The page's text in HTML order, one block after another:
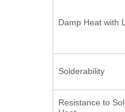
Damp Heat with
Solderability
Resistance to